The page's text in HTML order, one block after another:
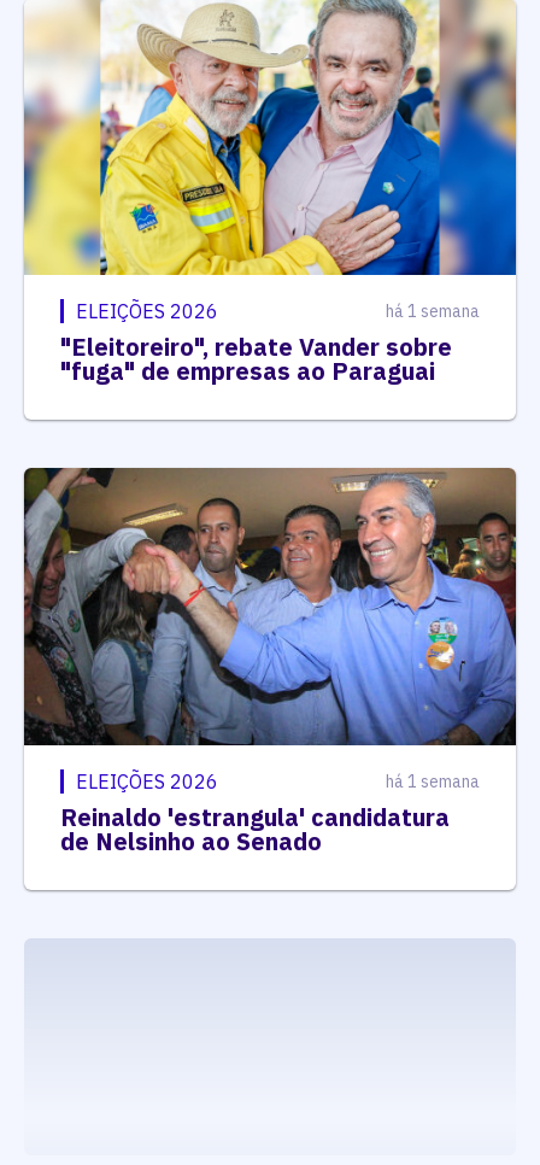
ELEIÇÕES 2026 há 1 semana
"Eleitoreiro", rebate Vander sobre
"fuga" de empresas ao Paraguai
ELEIÇÕES 2026 há 1 semana
Reinaldo 'estrangula' candidatura
de Nelsinho ao Senado